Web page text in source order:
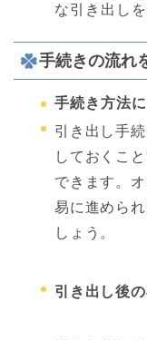
な引き出し
手続きの流れ
手続き方法
引き出し手
しておくこ
できます。
易に進めら
しょう。
引き出し後